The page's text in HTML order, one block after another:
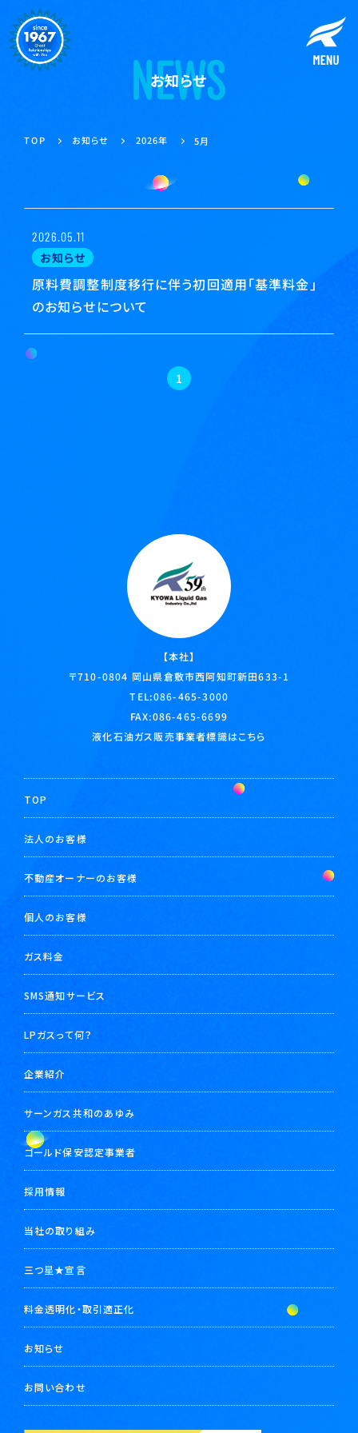
お知らせ
TOP お知らせ 2026年 5月
2026.05.11
お知らせ
原料費調整制度移行に伴う初回適用「基準料金」
のお知らせについて
1
【本社】
〒710-0804 岡山県倉敷市西阿知町新田633-1
TEL:086-465-3000
FAX:086-465-6699
液化石油ガス販売事業者標識はこちら
TOP
法人のお客様
不動産オーナーのお客様
個人のお客様
ガス料金
SMS通知サービス
LPガスって何？
企業紹介
サーンガス共和のあゆみ
ゴールド保安認定事業者
採用情報
当社の取り組み
三つ星★宣言
料金透明化・取引適正化
お知らせ
お問い合わせ